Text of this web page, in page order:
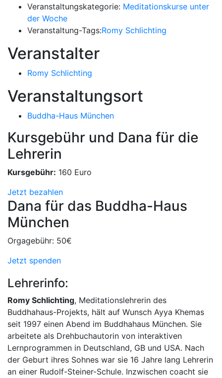
Veranstaltungskategorie: Meditationskurse unter
der Woche
Veranstaltung-Tags:Romy Schlichting
Veranstalter
Romy Schlichting
Veranstaltungsort
Buddha-Haus München
Kursgebühr und Dana für die
Lehrerin
Kursgebühr: 160 Euro
Jetzt bezahlen
Dana für das Buddha-Haus
München
Orgagebühr: 50€
Jetzt spenden
Lehrerinfo:
Romy Schlichting, Meditationslehrerin des
Buddhahaus-Projekts, hält auf Wunsch Ayya Khemas
seit 1997 einen Abend im Buddhahaus München. Sie
arbeitete als Drehbuchautorin von interaktiven
Lernprogrammen in Deutschland, GB und USA. Nach
der Geburt ihres Sohnes war sie 16 Jahre lang Lehrerin
an einer Rudolf-Steiner-Schule. Inzwischen coacht sie